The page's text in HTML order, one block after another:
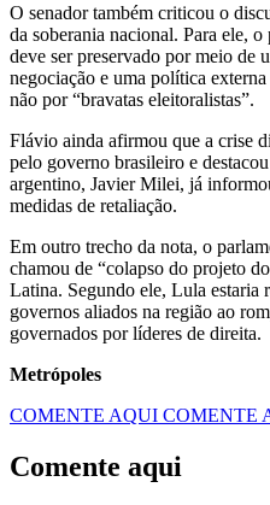
O senador também criticou o
da soberania nacional. Para ele,
deve ser preservado por meio de
negociação e uma política
não por “bravatas eleitoralistas”.
Flávio ainda afirmou que a crise
pelo governo brasileiro e
argentino, Javier Milei, já
medidas de retaliação.
Em outro trecho da nota, o
chamou de “colapso do projeto
Latina. Segundo ele, Lula estaria
governos aliados na região ao
governados por líderes de direita.
Metrópoles
COMENTE AQUI COMENTE
Comente aqui